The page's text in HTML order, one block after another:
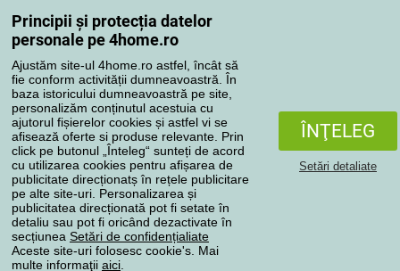
Principii și protecția datelor
personale pe 4home.ro
Ajustăm site-ul 4home.ro astfel, încât să
fie conform activității dumneavoastră. În
baza istoricului dumneavoastră pe site,
personalizăm conținutul acestuia cu
ajutorul fișierelor cookies și astfel vi se
afisează oferte si produse relevante. Prin
click pe butonul „Înteleg“ sunteți de acord
cu utilizarea cookies pentru afișarea de
publicitate direcționatș în rețele publicitare
pe alte site-uri. Personalizarea și
publicitatea direcționată pot fi setate în
detaliu sau pot fi oricând dezactivate în
secțiunea Setări de confidențialiate
Aceste site-uri folosesc cookie's. Mai
multe informaţii aici
ÎNŢELEG
Setări detaliate
Reclamaţii
Retragere de la contract
Regulile de procesare a recenziilor
Metode de transport
Metode de plată
Magazin de încredere